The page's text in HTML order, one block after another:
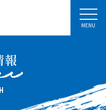
MENU
報